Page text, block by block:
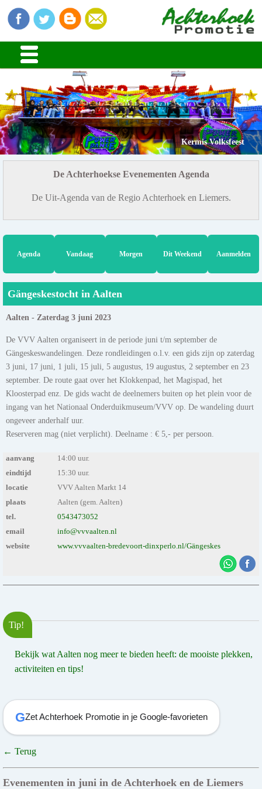
Kermis Volksfeest
De Achterhoekse Evenementen Agenda
De Uit-Agenda van de Regio Achterhoek en Liemers.
Agenda Vandaag Morgen Dit Weekend Aanmelden
Gängeskestocht in Aalten
Aalten - Zaterdag 3 juni 2023
De VVV Aalten organiseert in de periode juni t/m september de
Gängeskeswandelingen. Deze rondleidingen o.l.v. een gids zijn op zaterdag
3 juni, 17 juni, 1 juli, 15 juli, 5 augustus, 19 augustus, 2 september en 23
september. De route gaat over het Klokkenpad, het Magispad, het
Kloosterpad enz. De gids wacht de deelnemers buiten op het plein voor de
ingang van het Nationaal Onderduikmuseum/VVV op. De wandeling duurt
ongeveer anderhalf uur.
Reserveren mag (niet verplicht). Deelname : € 5,- per persoon.
aanvang
14:00 uur.
eindtijd
15:30 uur.
locatie
VVV Aalten Markt 14
plaats
Aalten (gem. Aalten)
tel.
0543473052
email
info@vvvaalten.nl
website
www.vvvaalten-bredevoort-dinxperlo.nl/Gängeskes
Tip!
Bekijk wat Aalten nog meer te bieden heeft: de mooiste plekken,
activiteiten en tips!
GZet Achterhoek Promotie in je Google-favorieten
← Terug
Evenementen in juni in de Achterhoek en de Liemers